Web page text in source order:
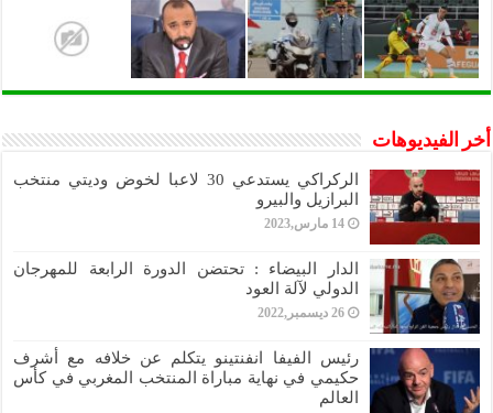
أخر الفيديوهات
الركراكي يستدعي 30 لاعبا لخوض وديتي منتخب
البرازيل والبيرو
14 مارس,2023
الدار البيضاء : تحتضن الدورة الرابعة للمهرجان
الدولي لآلة العود
26 ديسمبر,2022
رئيس الفيفا انفنتينو يتكلم عن خلافه مع أشرف
حكيمي في نهاية مباراة المنتخب المغربي في كأس
العالم